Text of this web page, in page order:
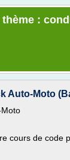
:
Auto-Moto
cours de code